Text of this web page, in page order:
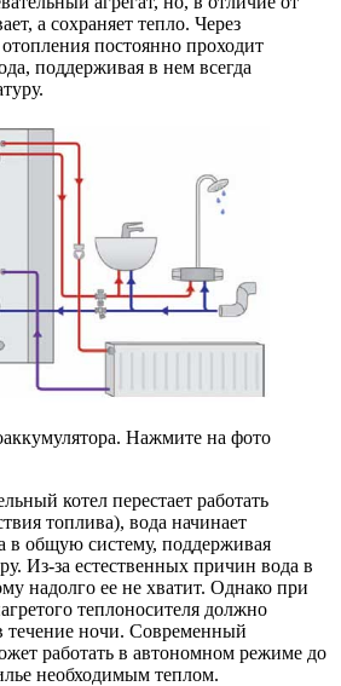
а сохраняет тепло. Через
постоянно проходит
поддерживая в нем всегда
Нажмите на фото
котел перестает работать
топлива), вода начинает
в общую систему, поддерживая
Из-за естественных причин вода в
надолго ее не хватит. Однако при
теплоносителя должно
течение ночи. Современный
работать в автономном режиме до
необходимым теплом.